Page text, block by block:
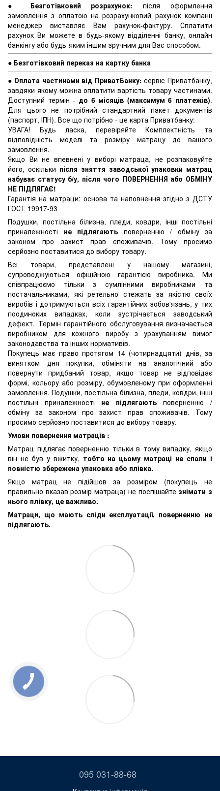
● Безготівковий розрахунок:після оформлення
замовлення з оплатою на розрахунковий рахунок компанії
менеджер виставляє Вам рахунок-фактуру. Сплатити
рахунок Ви можете в будь-якому відділенні банку, онлайн
банкінгу або будь-яким іншим зручним для Вас способом.
● Безготівковий переказ на картку банка
● Оплата частинами від ПриватБанку:сервіс Приватбанку,
завдяки якому можна оплатити вартість товару частинами.
Доступний термін - до 6 місяців (максимум 6 платежів).
Для цього не потрібний стандартний пакет документів
(паспорт, ІПН). Все що потрібно - це карта Приватбанку:
УВАГА! Будь ласка, перевіряйте Комплектність та
відповідність моделі та розміру матрацу до вашого
замовлення.
Якщо Ви не впевнені у виборі матраца, не розпаковуйте
його, оскільки після зняття заводської упаковки матрац
набуває статусу б/у, після чого ПОВЕРНЕННЯ або ОБМІНУ
НЕ ПІДЛЯГАЄ!
Гарантія на матраци: основа та наповнення згідно з ДСТУ
ГОСТ 19917-93
Подушки, постільна білизна, пледи, ковдри, інші постільні
приналежності не підлягають поверненню / обміну за
законом про захист прав споживачів. Тому просимо
серйозно поставитися до вибору товару.
Всі товари, представлені у нашому магазині,
супроводжуються офіційною гарантією виробника. Ми
співпрацюємо тільки з сумлінними виробниками та
постачальниками, які ретельно стежать за якістю своїх
виробів і дотримуються всіх гарантійних зобов'язань, у тих
поодиноких випадках, коли зустрічається заводський
дефект. Термін гарантійного обслуговування визначається
виробником для кожного виробу з урахуванням вимог
законодавства та інших нормативів.
Покупець має право протягом 14 (чотирнадцяти) днів, за
винятком дня покупки, обміняти на аналогічний або
повернути придбаний товар, якщо товар не відповідає
формі, кольору або розміру, обумовленому при оформленні
замовлення. Подушки, постільна білизна, пледи, ковдри, інші
постільні приналежності не підлягаютьповерненню /
обміну за законом про захист прав споживачів. Тому
просимо серйозно поставитися до вибору товару.
Умови повернення матраців :
Матрац підлягає поверненню тільки в тому випадку, якщо
він не був у вжитку, тобто на цьому матраці не спали і
повністю збережена упаковка або плівка.
Якщо матрац не підійшов за розміром (покупець не
правильно вказав розмір матраца) не поспішайте знімати з
нього плівку, це важливо.
Матраци, що мають сліди експлуатації, поверненню не
підлягають.
095 031-88-68